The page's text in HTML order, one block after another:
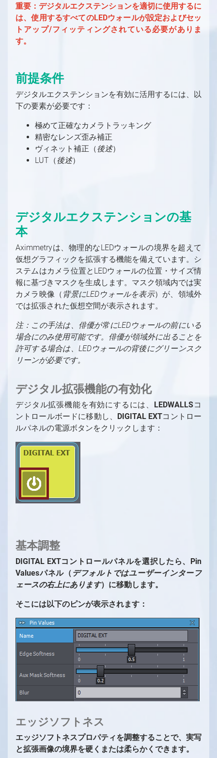
フローエディターの基本
カメラムーバーのマウス制御
キーボードショートカット
注意事項
Aximmetry Instant Scene のインストール方
法
Aximmetry インスタントシーンの使用方法
NDI
NDI 入力/出力設定
SMPTE 2110
SMPTE 2110 入力/出力設定
SRT
Skype、Zoomその他のVoIPソフトウェア
へのストリーミング
カメラ追跡データの録画方法
ビデオ録画と画像キャプチャ
AximmetryでのGPIOの使用
OSC入力/出力設定
AximmetryでのOSCメッセージ
Elgato Stream Deckを使用してシーンを制御
する
Loupedeckコンソール/Razer Stream
Controllerを使用してシーンを制御する
MIDIをAximmetryで使用する
Aximmetryでのシリアルポートの使用
AximmetryでのUDPとTCPの使用
Viscaを使用してAximmetryからPTZカメラ
AximmetryでのWebSocketとHTTPの使用
X-Keysを使用したシーンの制御
ArionをAximmetryで使用するための設定
Aximmetryとの連携用にAP通信ENPSを設定
する
ファイアウォール設定
Aximmetryでのトラッキングシステムの設定
方法
キャリブレーション
カメラキャリブレーションの概念について
基本キャリブレーター
キャリブレーションのテスト
シーン設定
追加ツール
特定のトラッキングシステムの設定
Optitrack
HTC Vive Mars設定
Vanishing Point Viper の使用
PTZ カメラ
3D モデルのエクスポート
3D モデルのインポート
マテリアル
ライトマップ
シャドウ
平面反射
最適化
ネイティブエンジンにおける後処理
ポスト処理効果
トーンマッピング手法
高度なグラフィックスタスク
Unrealプロジェクトの準備
Live Syncを使用した相互的な編集
ブループリントを使用した追加の制御
AximmetryのUnrealにおける
VirtualScreen
LevelでSceneを切り替える
FABからアセットを取得する方法
AX Scene Editor用サードパーティ製コー
ドプラグインのインストール方法
AximmetryとUnreal Engineを組み合わせ
たRendering
バーチャルカメラコンパウンド
入力（バーチャルカメラ）
クロッピング
ド設定
バーチャルカメラコンパウンドのカメラコン
トロールパネル
バーチャルカメラの移動
カメラシーケンサー
ッキングカメラ）
トラッキングカメラコンパウンド
入力（トラッキングカメラ）
シーンコントロールパネル
トラッキングカメラビルボード：配置
トラッキングカメラビルボード：影と光
トラッキングカメラビルボード：オクルージ
ョン
トラッキングカメラコンパウンドのカメラコ
ントロールボード
クロマスタジオ背景
良いキーイングの要件
キーイング
UnityでのAximmetryを外部キーヤーとして
使用する方法
Vanilla Unreal EngineでのAximmetryを外部
キーヤーとして使用する方法
Unreal Scene Setup (Green Screen)
混合カメラコンパウンド
ヴィネット補正が役立つ場合
LED 起動時の設定
仮想スタジオシーンの準備
Aximmetry シーン設定（LED ウォール）
入力の設定
シーン配置
複数のカメラを1つのシーン内に配置する
LEDウォールの設置方法
仮想および物理LEDウォールの設置
LEDウォールXコントロールパネル
FRUSTUM（フラスタム）の調整
FILL調整
デジタル拡張機能の設定
LUT測定
最終化
遅延
単一マシンのLED設置
ARプロダクション
ARプロダクションの概要
Unrealシーン設定（AR）
AR マスク
マルチマシン環境
大規模スタジオ環境でのマルチマシン
高度な情報と機能
画送信
Aximmetry によるマルチユーザー編集
コマンドラインスイッチ
フォーマット文字列
フローエディター
フローエディターの概要
フローエディター
モジュール
ピン
ピンデータタイプ
コンパウンド
特殊コンパウンド：コントロールボード
特殊コンパウンド：ピンコレクター
データベース用のコレクション
オートメーション
プレイリスト
シーケンス
シーケンサーとシーケンスエディター
Aximmetryの内部構造
Aximmetryの内部構造の概要
レンダリング設定
チャートリアル
チュートリアルの概要
FAQ
機能
スタジオオペレーター向け
同期とGenlock
Aximmetryにおけるレイテンシーと遅延（旧バ
ージョン）
コンテンツクリエイター向け
コンテンツクリエイター向けの概要
プロジェクトシステム、ファイルブラウザ、フ
ァイル操作
出力とチャンネル、マルチGPU
画像シーケンスを動画として使用
新しいシェーダーの作成
重要：デジタルエクステンションを適切に使用するに
は、使用するすべてのLEDウォールが設定およびセッ
トアップ/フィッティングされている必要がありま
す。
前提条件
デジタルエクステンションを有効に活用するには、以
下の要素が必要です：
極めて正確なカメラトラッキング
精密なレンズ歪み補正
ヴィネット補正（後述）
LUT（後述）
デジタルエクステンションの基
本
Aximmetryは、物理的なLEDウォールの境界を超えて
仮想グラフィックを拡張する機能を備えています。シ
ステムはカメラ位置とLEDウォールの位置・サイズ情
報に基づきマスクを生成します。マスク領域内では実
カメラ映像（ 背景にLEDウォールを表示）が、領域外
では拡張された仮想空間が表示されます。
注：この手法は、俳優が常にLEDウォールの前にいる
場合にのみ使用可能です。俳優が領域外に出ることを
許可する場合は、LEDウォールの背後にグリーンスク
リーンが必要です。
デジタル拡張機能の有効化
デジタル拡張機能を有効にするには、 LEDWALLSコ
ントロールボードに移動し、 DIGITAL EXTコントロー
ルパネルの電源ボタンをクリックします：
基本調整
DIGITAL EXTコントロールパネルを選択したら、Pin
Valuesパネル（ デフォルトではユーザーインターフ
ェースの右上にあります）に移動します。
そこには以下のピンが表示されます：
エッジソフトネス
エッジソフトネスプロパティを調整することで、実写
と拡張画像の境界を硬くまたは柔らかくできます。